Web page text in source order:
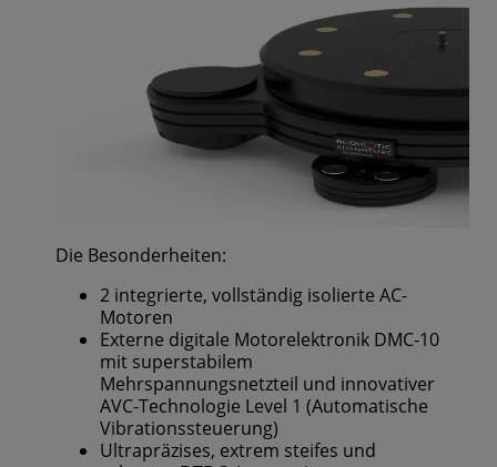
Die Besonderheiten:
2 integrierte, vollständig isolierte AC-
Motoren
Externe digitale Motorelektronik DMC-10
mit super­stabilem
Mehrspannungsnetzteil und innovativer
AVC-Technologie Level 1 (Automatische
Vibrationssteuerung)
Ultrapräzises, extrem steifes und